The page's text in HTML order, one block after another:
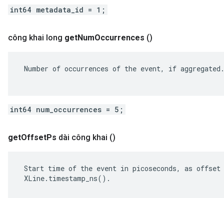
int64 metadata_id = 1;
công khai long getNumOccurrences ()
Number of occurrences of the event, if aggregated.
int64 num_occurrences = 5;
getOffsetPs dài công khai ()
Start time of the event in picoseconds, as offset
XLine.timestamp_ns().